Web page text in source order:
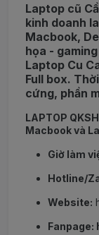
Laptop cũ
kinh doanh
Macbook,
họa -
Laptop Cu
Full box.
cứng, phần
LAPTOP
Macbook và
Giờ làm
Hotline/
Website:
Fanpage: